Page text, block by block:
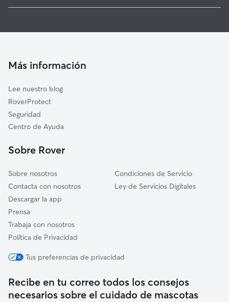
Fuerte del Rey
Torredonjimeno
Martos
Fuensanta de Martos
Villardompardo
Lahiguera
Cuidadores a domicilio en Jaen
Más información
Lee nuestro blog
RoverProtect
Seguridad
Centro de Ayuda
Sobre Rover
Sobre nosotros
Contacta con nosotros
Descargar la app
Prensa
Trabaja con nosotros
Política de Privacidad
Condiciones de Servicio
Ley de Servicios Digitales
Tus preferencias de privacidad
Recibe en tu correo todos los consejos
necesarios sobre el cuidado de mascotas